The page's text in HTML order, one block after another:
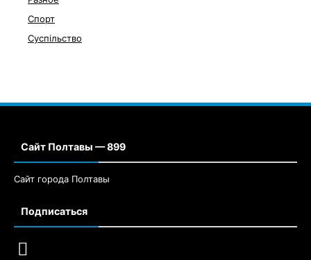
Спорт
Суспільство
Сайт Полтавы — 899
Сайт города Полтавы
Подписаться